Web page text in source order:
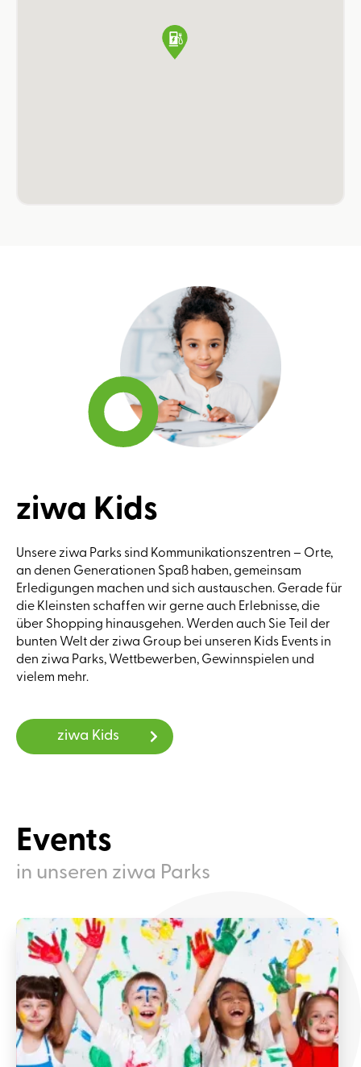
ziwa Kids
Unsere ziwa Parks sind Kommunikationszentren – Orte,
an denen Generationen Spaß haben, gemeinsam
Erledigungen machen und sich austauschen. Gerade für
die Kleinsten schaffen wir gerne auch Erlebnisse, die
über Shopping hinausgehen. Werden auch Sie Teil der
bunten Welt der ziwa Group bei unseren Kids Events in
den ziwa Parks, Wettbewerben, Gewinnspielen und
vielem mehr.
ziwa Kids
Events
in unseren ziwa Parks